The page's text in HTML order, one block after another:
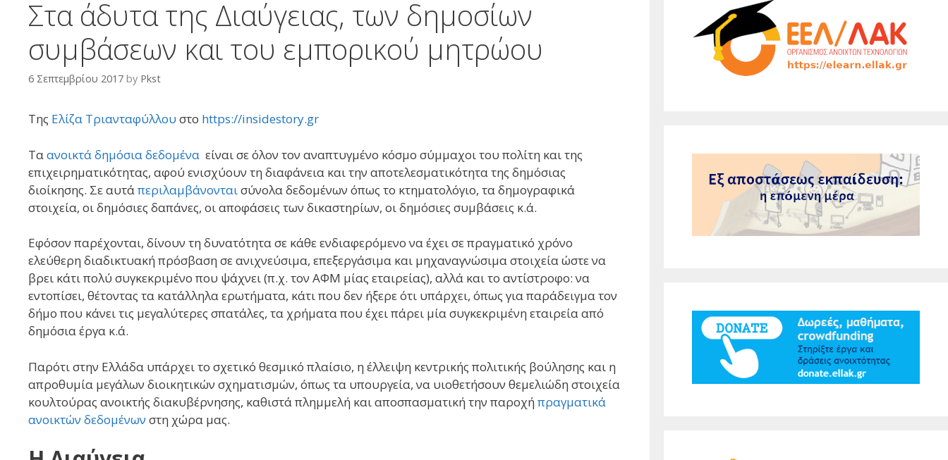
Στα άδυτα της Διαύγειας, των δημοσίων
συμβάσεων και του εμπορικού μητρώου
6 Σεπτεμβρίου 2017 by Pkst
Της Ελίζα Τριανταφύλλου στο https://insidestory.gr
Ταανοικτά δημόσια δεδομένα είναι σε όλον τον αναπτυγμένο κόσμο σύμμαχοι του πολίτη και της
επιχειρηματικότητας, αφού ενισχύουν τη διαφάνεια και την αποτελεσματικότητα της δημόσιας
διοίκησης. Σε αυτάπεριλαμβάνονταισύνολα δεδομένων όπως το κτηματολόγιο, τα δημογραφικά
στοιχεία, οι δημόσιες δαπάνες, οι αποφάσεις των δικαστηρίων, οι δημόσιες συμβάσεις κ.ά.
Εφόσον παρέχονται, δίνουν τη δυνατότητα σε κάθε ενδιαφερόμενο να έχει σε πραγματικό χρόνο
ελεύθερη διαδικτυακή πρόσβαση σε ανιχνεύσιμα, επεξεργάσιμα και μηχαναγνώσιμα στοιχεία ώστε να
βρει κάτι πολύ συγκεκριμένο που ψάχνει (π.χ. τον ΑΦΜ μίας εταιρείας), αλλά και το αντίστροφο: να
εντοπίσει, θέτοντας τα κατάλληλα ερωτήματα, κάτι που δεν ήξερε ότι υπάρχει, όπως για παράδειγμα τον
δήμο που κάνει τις μεγαλύτερες σπατάλες, τα χρήματα που έχει πάρει μία συγκεκριμένη εταιρεία από
δημόσια έργα κ.ά.
Παρότι στην Ελλάδα υπάρχει το σχετικό θεσμικό πλαίσιο, η έλλειψη κεντρικής πολιτικής βούλησης και η
απροθυμία μεγάλων διοικητικών σχηματισμών, όπως τα υπουργεία, να υιοθετήσουν θεμελιώδη στοιχεία
κουλτούρας ανοικτής διακυβέρνησης, καθιστά πλημμελή και αποσπασματική την παροχή πραγματικά
ανοικτών δεδομένων στη χώρα μας.